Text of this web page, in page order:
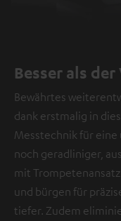
Besser als
Bewährtes
dank erstmalig in
Messtechnik für
noch geradliniger,
mit
und bürgen für
tiefer. Zudem